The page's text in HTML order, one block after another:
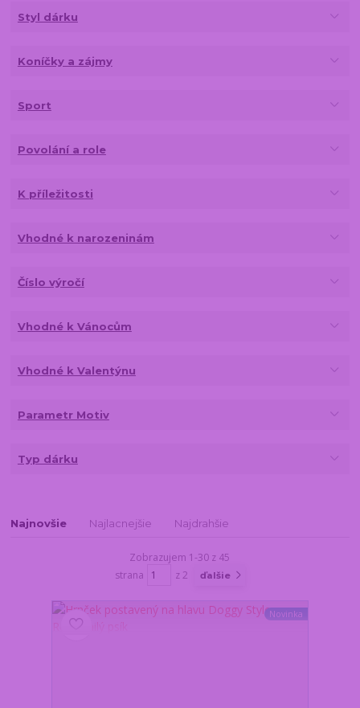
Styl dárku
Koníčky a zájmy
Sport
Povolání a role
K příležitosti
Vhodné k narozeninám
Číslo výročí
Vhodné k Vánocům
Vhodné k Valentýnu
Parametr Motiv
Typ dárku
Najnovšie Najlacnejšie Najdrahšie
Zobrazujem 1-30 z 45
strana
z 2 ďalšie
Novinka